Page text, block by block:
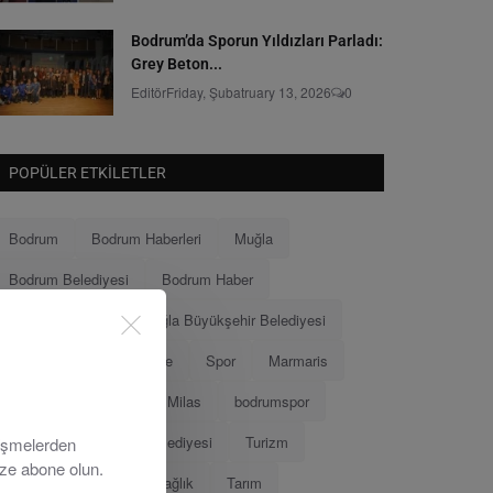
Bodrum’da Sporun Yıldızları Parladı:
Grey Beton...
EditörFriday, Şubatruary 13, 2026 0
POPÜLER ETKILETLER
Bodrum Bodrum Haberleri
Muğla
Bodrum Belediyesi
Bodrum Haber
Muğla Büyükşehir Belediyesi
Menteşe Spor
Marmaris
Milas
bodrumspor
Eğitim
Marmaris Belediyesi
Turizm
Sağlık Tarım
abone olun.